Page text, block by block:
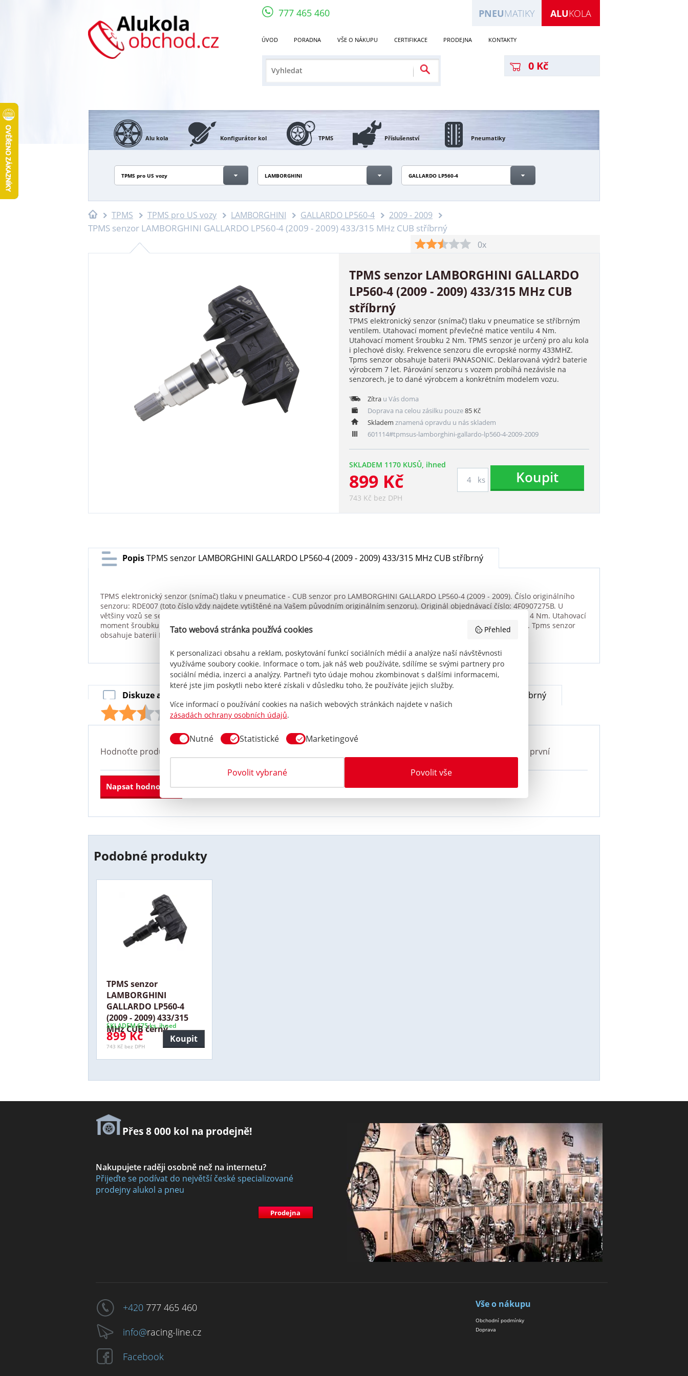
777 465 460 ALUKOLA
PNEUMATIKY
ÚVOD PORADNA VŠE O NÁKUPU CERTIFIKACE PRODEJNA KONTAKTY
0 Kč
Alu kola Konfigurátor kol TPMS Příslušenství Pneumatiky
TPMS pro US vozy LAMBORGHINI GALLARDO LP560-4
TPMS TPMS pro US vozy LAMBORGHINI GALLARDO LP560-4 2009 - 2009
TPMS senzor LAMBORGHINI GALLARDO LP560-4 (2009 - 2009) 433/315 MHz CUB stříbrný
0x
TPMS senzor LAMBORGHINI GALLARDO
LP560-4 (2009 - 2009) 433/315 MHz CUB
stříbrný
TPMS elektronický senzor (snímač) tlaku v pneumatice se stříbrným
ventilem. Utahovací moment převlečné matice ventilu 4 Nm.
Utahovací moment šroubku 2 Nm. TPMS senzor je určený pro alu kola
i plechové disky. Frekvence senzoru dle evropské normy 433MHZ.
Tpms senzor obsahuje baterii PANASONIC. Deklarovaná výdrž baterie
výrobcem 7 let. Párování senzoru s vozem probíhá nezávisle na
senzorech, je to dané výrobcem a konkrétním modelem vozu.
Zítra u Vás doma
Doprava na celou zásilku pouze85 Kč
Skladem znamená opravdu u nás skladem
601114#tpmsus-lamborghini-gallardo-lp560-4-2009-2009
SKLADEM 1170 KUSŮ, ihned
899 Kč
743 Kč bez DPH
ks Koupit
PopisTPMS senzor LAMBORGHINI GALLARDO LP560-4 (2009 - 2009) 433/315 MHz CUB stříbrný
TPMS elektronický senzor (snímač) tlaku v pneumatice - CUB senzor pro LAMBORGHINI GALLARDO LP560-4 (2009 - 2009). Číslo originálního
senzoru: RDE007 (toto číslo vždy najdete vytištěné na Vašem původním originálním senzoru). Originál objednávací číslo: 4F0907275B. U
většiny vozů se senzor načte automaticky po ujetí cca 10km (viz. manuál k vozu). Utahovací moment převlečné matice ventilu 4 Nm. Utahovací
moment šroubku 2 Nm. TPMS senzor je určený pro alu kola i plechové disky. Frekvence senzoru dle evropské normy 433MHZ. Tpms senzor
obsahuje baterii PANASONIC.
Diskuze a hodnocení TPMS senzor LAMBORGHINI GALLARDO LP560-4 (2009 - 2009) 433/315 MHz CUB stříbrný
Hodnoceno 0x
Hodnoťte produkt jako první
Napsat hodnocení
Podobné produkty
TPMS senzor
LAMBORGHINI
GALLARDO LP560-4
(2009 - 2009) 433/315
MHz CUB černý
SKLADEM 675 ks, ihned
899 Kč
743 Kč bez DPH
Koupit
Přes 8 000 kol na prodejně!
Nakupujete raději osobně než na internetu?
Přijeďte se podívat do největší české specializované
prodejny alukol a pneu
Prodejna
+420 777 465 460
info@racing-line.cz
Facebook
Vše o nákupu
Obchodní podmínky
Doprava
Tato webová stránka používá cookies Přehled
K personalizaci obsahu a reklam, poskytování funkcí sociálních médií a analýze naší návštěvnosti
využíváme soubory cookie. Informace o tom, jak náš web používáte, sdílíme se svými partnery pro
sociální média, inzerci a analýzy. Partneři tyto údaje mohou zkombinovat s dalšími informacemi,
které jste jim poskytli nebo které získali v důsledku toho, že používáte jejich služby.
Více informací o používání cookies na našich webových stránkách najdete v našich
zásadách ochrany osobních údajů.
Nutné Statistické Marketingové
Povolit vybrané Povolit vše